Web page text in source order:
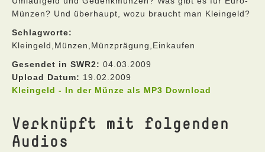
Münzen? Und überhaupt, wozu braucht man Kleingeld?
Schlagworte:
Kleingeld,Münzen,Münzprägung,Einkaufen
Gesendet in SWR2: 04.03.2009
Upload Datum: 19.02.2009
Kleingeld - In der Münze als MP3 Download
Verknüpft mit folgenden
Audios